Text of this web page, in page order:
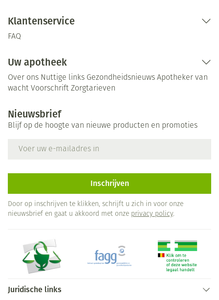
Klantenservice
FAQ
Uw apotheek
Over ons Nuttige links Gezondheidsnieuws Apotheker van
wacht Voorschrift Zorgtarieven
Nieuwsbrief
Blijf op de hoogte van nieuwe producten en promoties
Inschrijven
Door op inschrijven te klikken, schrijft u zich in voor onze
nieuwsbrief en gaat u akkoord met onze privacy policy.
Juridische links